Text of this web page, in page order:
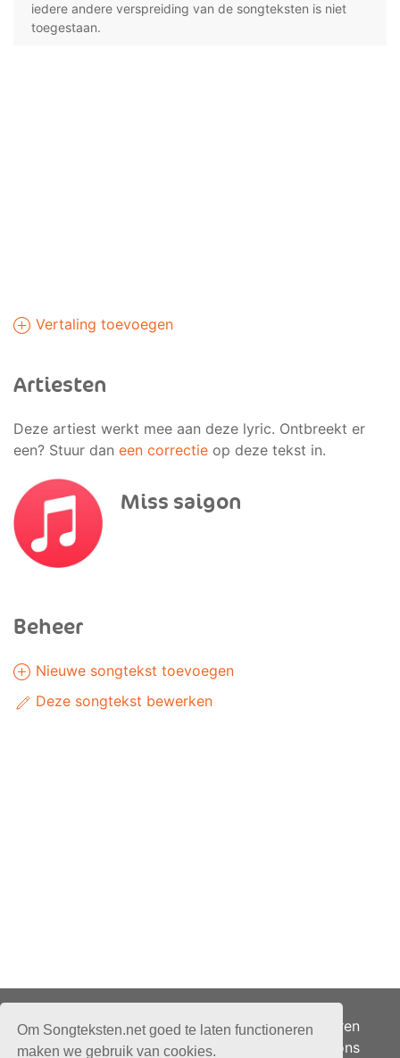
Om Songteksten.net goed te laten functioneren
maken we gebruik van cookies.
iedere andere verspreiding van de songteksten is niet
toegestaan.
Vertaling toevoegen
Artiesten
Deze artiest werkt mee aan deze lyric. Ontbreekt er
een? Stuur dan een correctie op deze tekst in.
Miss saigon
Beheer
Nieuwe songtekst toevoegen
Deze songtekst bewerken
Adverteren
Over ons